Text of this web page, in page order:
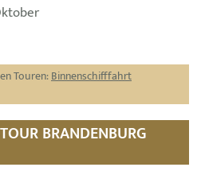
Touren:Binnenschifffahrt
BRANDENBURG